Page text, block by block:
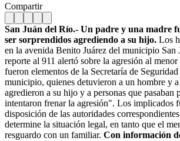
Compartir
San Juán del Río.- Un padre y una madre
ser sorprendidos agrediendo a su hijo. Los
en la avenida Benito Juárez del municipio San
reporte al 911 alertó sobre la agresión al
fueron elementos de la Secretaría de
municipio, quienes detuvieron a un hombre y
agredieron a su hijo y a personas que pasaban
intentaron frenar la agresión". Los implicados
disposición de las autoridades
determine la situación legal, en tanto que el
resguardo con un familiar. Con información